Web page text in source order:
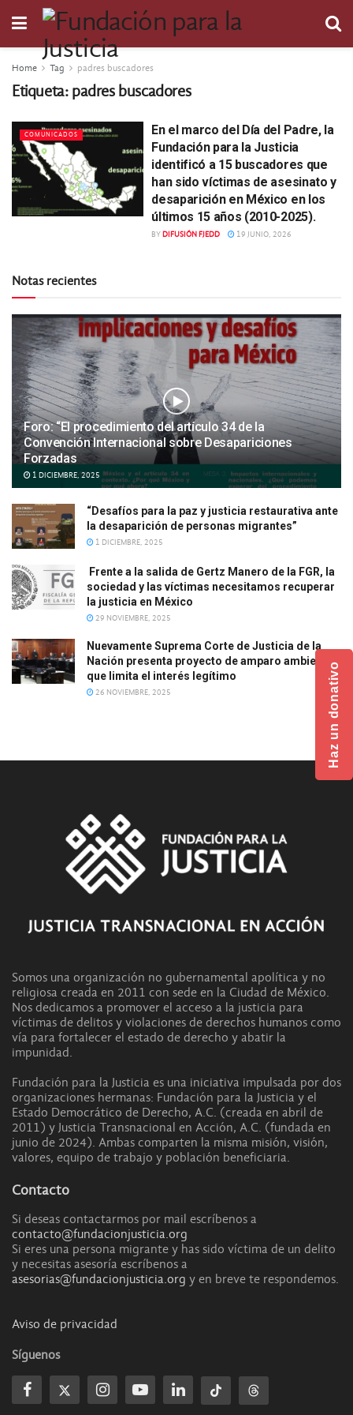
Home Tag padres buscadores
Etiqueta: padres buscadores
COMUNICADOS
En el marco del Día del Padre, la
Fundación para la Justicia
identificó a 15 buscadores que
han sido víctimas de asesinato y
desaparición en México en los
últimos 15 años (2010-2025).
BY DIFUSIÓN FJEDD 19 JUNIO, 2026
Notas recientes
Foro: “El procedimiento del artículo 34 de la
Convención Internacional sobre Desapariciones
Forzadas
1 DICIEMBRE, 2025
“Desafíos para la paz y justicia restaurativa ante
la desaparición de personas migrantes”
1 DICIEMBRE, 2025
Frente a la salida de Gertz Manero de la FGR, la
sociedad y las víctimas necesitamos recuperar
la justicia en México
29 NOVIEMBRE, 2025
Nuevamente Suprema Corte de Justicia de la
Nación presenta proyecto de amparo ambiental
que limita el interés legítimo
26 NOVIEMBRE, 2025
Somos una organización no gubernamental apolítica y no
religiosa creada en 2011 con sede en la Ciudad de México.
Nos dedicamos a promover el acceso a la justicia para
víctimas de delitos y violaciones de derechos humanos como
vía para fortalecer el estado de derecho y abatir la
impunidad.
Fundación para la Justicia es una iniciativa impulsada por dos
organizaciones hermanas: Fundación para la Justicia y el
Estado Democrático de Derecho, A.C. (creada en abril de
2011) y Justicia Transnacional en Acción, A.C. (fundada en
junio de 2024). Ambas comparten la misma misión, visión,
valores, equipo de trabajo y población beneficiaria.
Contacto
Si deseas contactarmos por mail escríbenos a
contacto@fundacionjusticia.org
Si eres una persona migrante y has sido víctima de un delito
y necesitas asesoría escríbenos a
asesorias@fundacionjusticia.org y en breve te respondemos.
Aviso de privacidad
Síguenos
Haz un donativo